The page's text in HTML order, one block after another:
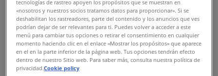
Tisdag
09:00 - 23:00
Onsdag
09:00 - 12:00
Torsdag
Stängt
tecnologías de rastreo apoyen los propósitos que se muestran en
«nosotros y nuestros socios tratamos datos para proporcionar». Si se
deshabilitan los rastreadores, parte del contenido y los anuncios que ves
podrían dejar de ser relevantes para ti. Puedes volver a acceder a este
menú para cambiar tus opciones o retirar el consentimiento en cualquier
momento haciendo clic en el enlace «Mostrar los propósitos» que aparece
en el en la parte inferior de la página web. Tus opciones tendrán efecto
dentro de nuestro Sitio web. Para saber más, consulta nuestra política de
privacidad.Cookie policy